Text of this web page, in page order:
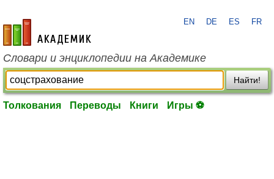
academic.ru
EN DE ES FR
Словари и энциклопедии на Академике
Найти!
Толкования Переводы Книги Игры ⚽